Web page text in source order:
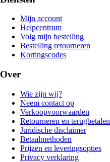
Mijn account
Helpcentrum
Volg mijn bestelling
Bestelling retourneren
Kortingscodes
Over
Wie zijn wij?
Neem contact op
Verkoopvoorwaarden
Retourneren en terugbetalen
Juridische disclaimer
Betaalmethoden
Prijzen en leveringsopties
Privacy verklaring